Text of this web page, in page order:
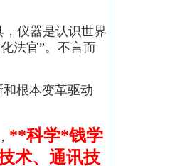
仪器是认识世界
法官”。不言而
根本变革驱动
**科学*钱学
术、 通讯技